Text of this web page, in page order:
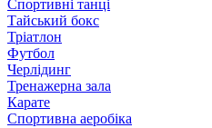
Спортивні танці
Тайський бокс
Тріатлон
Футбол
Черлідинг
Тренажерна зала
Карате
Спортивна аеробіка